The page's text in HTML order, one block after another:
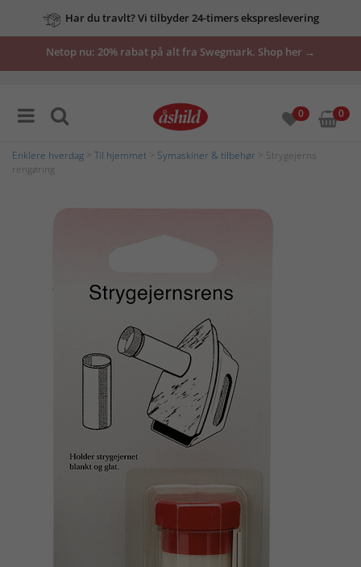
Har du travlt? Vi tilbyder 24-timers ekspreslevering
Netop nu: 20% rabat på alt fra Swegmark. Shop her →
0 0
Enklere hverdag Til hjemmet Symaskiner & tilbehør > Strygejerns
rengøring